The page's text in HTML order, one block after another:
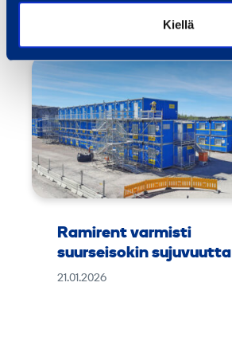
Kiellä
Ramirent varmisti
suurseisokin sujuvuutta
21.01.2026